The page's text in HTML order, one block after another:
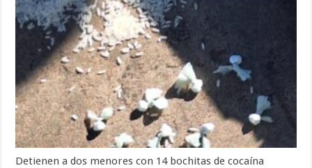
Detienen a dos menores con 14 bochitas de cocaína